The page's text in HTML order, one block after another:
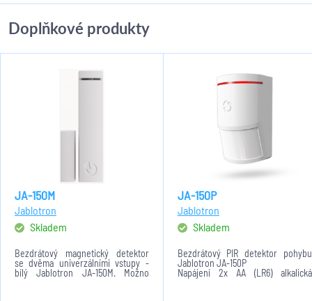
Doplňkové produkty
JA-150M
Jablotron
Skladem
Bezdrátový magnetický detektor
se dvěma univerzálními vstupy -
bílý Jablotron JA-150M. Možno
připojit záplavový detektor LD-81.
JA-150P
Jablotron
Skladem
Bezdrátový PIR detektor pohybu
Jablotron JA-150P
Napájení 2x AA (LR6) alkalická
baterie 1,5V. Baterie nejsou